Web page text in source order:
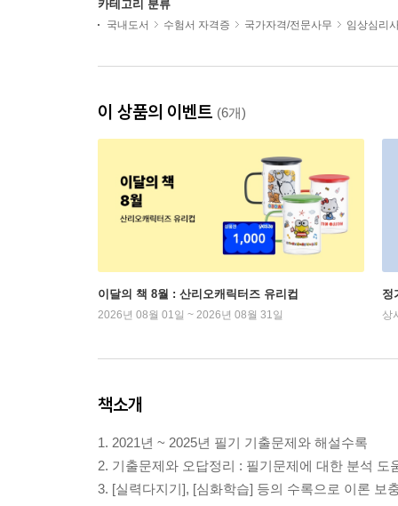
카테고리 분류
국내도서 수험서 자격증 국가자격/전문사무 임상심리
이 상품의 이벤트 (6개)
이달의 책 8월 : 산리오캐릭터즈 유리컵
2026년 08월 01일 ~ 2026년 08월 31일
정
상
책소개
1. 2021년 ~ 2025년 필기 기출문제와 해설수록
2. 기출문제와 오답정리 : 필기문제에 대한 분석 도
3. [실력다지기], [심화학습] 등의 수록으로 이론 보